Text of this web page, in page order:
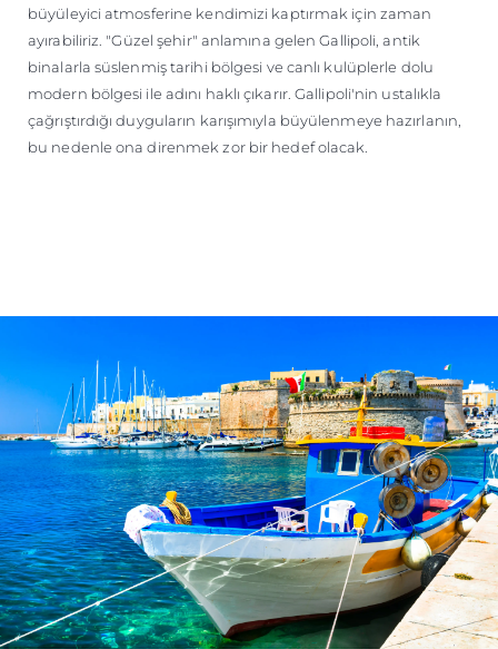
büyüleyici atmosferine kendimizi kaptırmak için zaman
ayırabiliriz. "Güzel şehir" anlamına gelen Gallipoli, antik
binalarla süslenmiş tarihi bölgesi ve canlı kulüplerle dolu
modern bölgesi ile adını haklı çıkarır. Gallipoli'nin ustalıkla
çağrıştırdığı duyguların karışımıyla büyülenmeye hazırlanın,
bu nedenle ona direnmek zor bir hedef olacak.